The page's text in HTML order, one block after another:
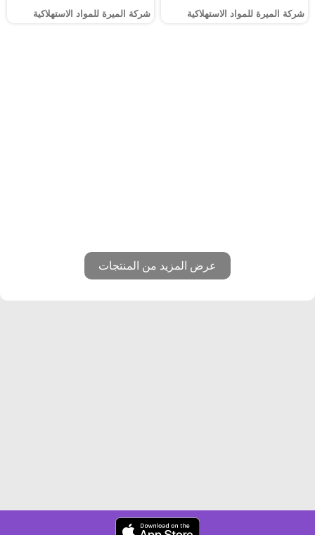
شركة الميرة للمواد الاستهلاكية شركة الميرة للمواد الاستهلاكية
عرض المزيد من المنتجات